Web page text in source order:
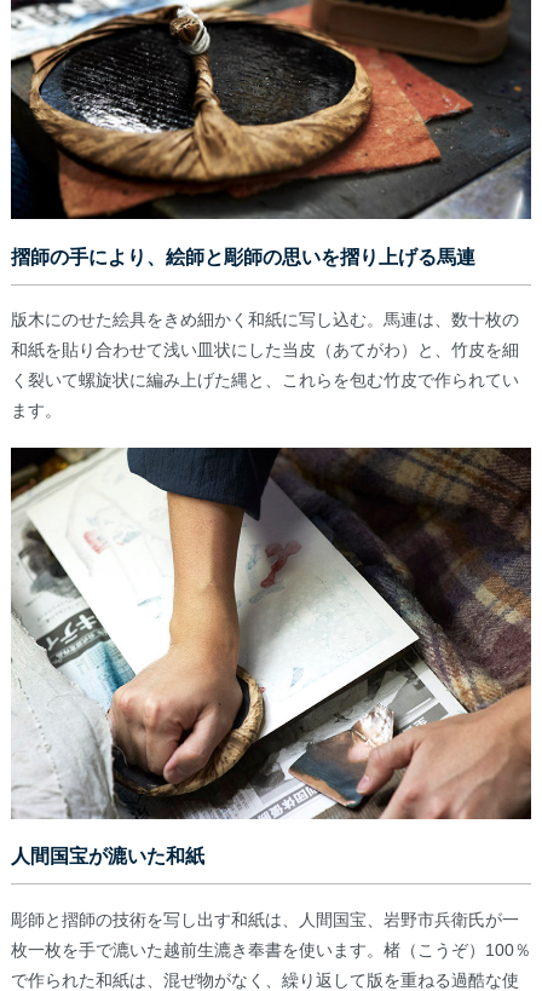
摺師の手により、絵師と彫師の思いを摺り上げる馬連
版木にのせた絵具をきめ細かく和紙に写し込む。馬連は、数十枚の
和紙を貼り合わせて浅い皿状にした当皮（あてがわ）と、竹皮を細
く裂いて螺旋状に編み上げた縄と、これらを包む竹皮で作られてい
ます。
人間国宝が漉いた和紙
彫師と摺師の技術を写し出す和紙は、人間国宝、岩野市兵衛氏が一
枚一枚を手で漉いた越前生漉き奉書を使います。楮（こうぞ）100％
で作られた和紙は、混ぜ物がなく、繰り返して版を重ねる過酷な使